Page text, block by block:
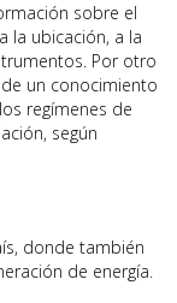
sobre el
la ubicación, a la
Por otro
un conocimiento
regímenes de
según
donde también
de energía.